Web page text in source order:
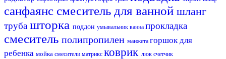
санфаянс смеситель для ванной шланг
труба шторка поддон умывальник ванна прокладка
смеситель полипропилен манжета горшок для
ребенка мойка смесители матрикс коврик люк счетчик